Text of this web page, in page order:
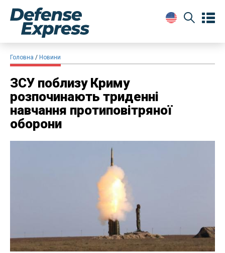
Головна Новини
ЗСУ поблизу Криму
розпочинають триденні
навчання протиповітряної
оборони